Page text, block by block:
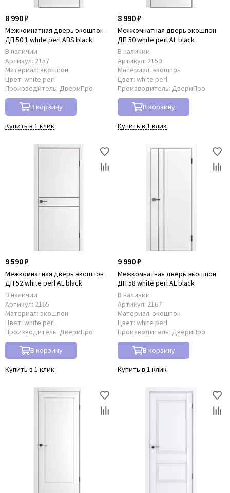
8 990 ₽
Межкомнатная дверь экошпон
ДП 50.1 white perl ABS black
В наличии
Артикул: 2157
Материал: экошпон
Цвет: white perl
Производитель: ДвериПро
В корзину
Купить в 1 клик
8 990 ₽
Межкомнатная дверь экошпон
ДП 50 white perl AL black
В наличии
Артикул: 2159
Материал: экошпон
Цвет: white perl
Производитель: ДвериПро
В корзину
Купить в 1 клик
9 590 ₽
Межкомнатная дверь экошпон
ДП 52 white perl AL black
В наличии
Артикул: 2165
Материал: экошпон
Цвет: white perl
Производитель: ДвериПро
В корзину
Купить в 1 клик
9 990 ₽
Межкомнатная дверь экошпон
ДП 58 white perl AL black
В наличии
Артикул: 2167
Материал: экошпон
Цвет: white perl
Производитель: ДвериПро
В корзину
Купить в 1 клик